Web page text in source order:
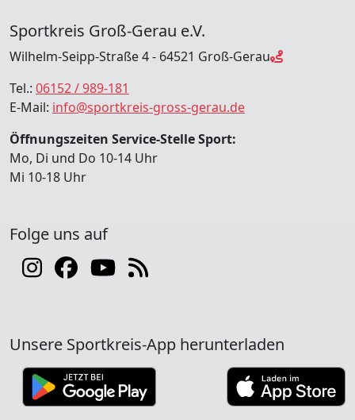
Sportkreis Groß-Gerau e.V.
Wilhelm-Seipp-Straße 4 - 64521 Groß-Gerau
Tel.: 06152 / 989-181
E-Mail: info@sportkreis-gross-gerau.de
Öffnungszeiten Service-Stelle Sport:
Mo, Di und Do 10-14 Uhr
Mi 10-18 Uhr
Folge uns auf
Unsere Sportkreis-App herunterladen